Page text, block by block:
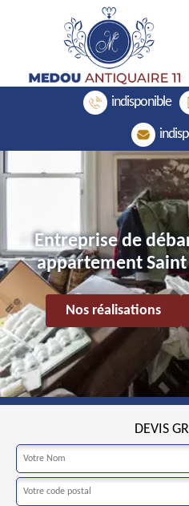
indisponible
Entreprise de
appartement
Nos réalisations
DEVIS